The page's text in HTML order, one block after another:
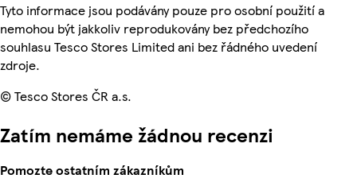
Tyto informace jsou podávány pouze pro osobní použití a
nemohou být jakkoliv reprodukovány bez předchozího
souhlasu Tesco Stores Limited ani bez řádného uvedení
zdroje.
© Tesco Stores ČR a.s.
Zatím nemáme žádnou recenzi
Pomozte ostatním zákazníkům